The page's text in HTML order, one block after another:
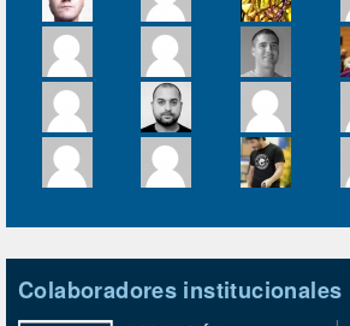
Colaboradores institucionales